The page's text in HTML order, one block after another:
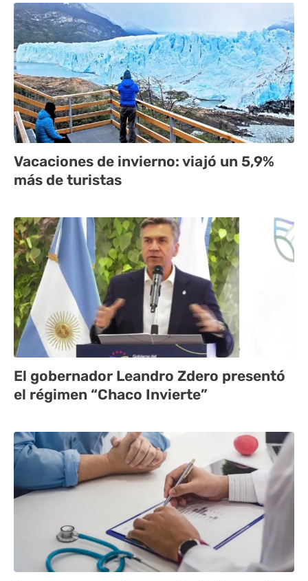
Vacaciones de invierno: viajó un 5,9%
más de turistas
El gobernador Leandro Zdero presentó
el régimen “Chaco Invierte”